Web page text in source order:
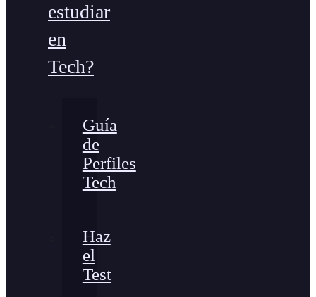
estudiar
en
Tech?
Guía
de
Perfiles
Tech
Haz
el
Test